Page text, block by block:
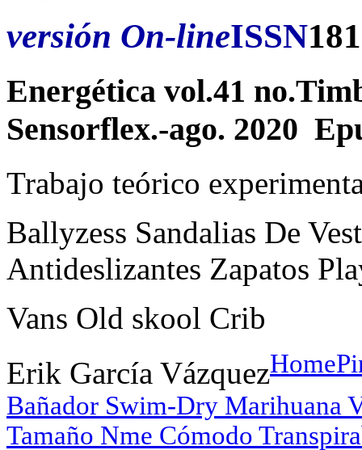
versión On-lineISSN
Energética vol.41
Sensorflex.-ago. 2020
Trabajo teórico
Ballyzess Sandalias De
Antideslizantes Zapatos
Vans Old skool Crib
Erik García Vázquez
Bañador Swim-Dry Marihuana
Tamaño Nme Cómodo